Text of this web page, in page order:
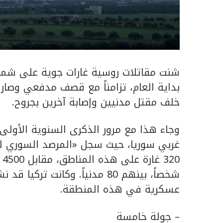
شنت مقاتلات روسية غارات جوية على
بداية العام، تزامناً مع قصف مدفعي
خلف مقتل مدنيين وإصابة آخرين بجروح.
وجاء هذا مع مرور الذكرى السنوية
غربي سوريا، حيث سجل «المرصد
عسكرية في هذه المنطقة.
– جولة خامسة